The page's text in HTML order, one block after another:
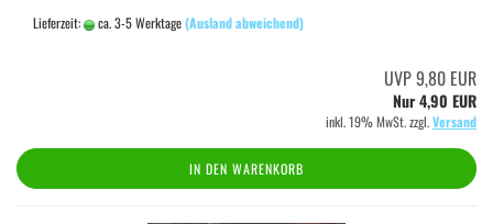
Lieferzeit: ca. 3-5 Werktage(Ausland abweichend)
UVP 9,80 EUR
Nur 4,90 EUR
inkl. 19% MwSt. zzgl.Versand
IN DEN WARENKORB